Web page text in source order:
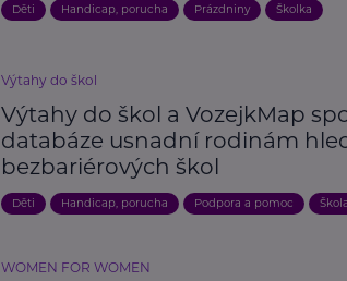
Děti Handicap, porucha Prázdniny Školka
Výtahy do škol
Výtahy do škol a VozejkMap
databáze usnadní rodinám
bezbariérových škol
Děti Handicap, porucha Podpora a pomoc Škola
WOMEN FOR WOMEN